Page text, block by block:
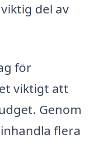
del av
för
viktigt att
Genom
flera